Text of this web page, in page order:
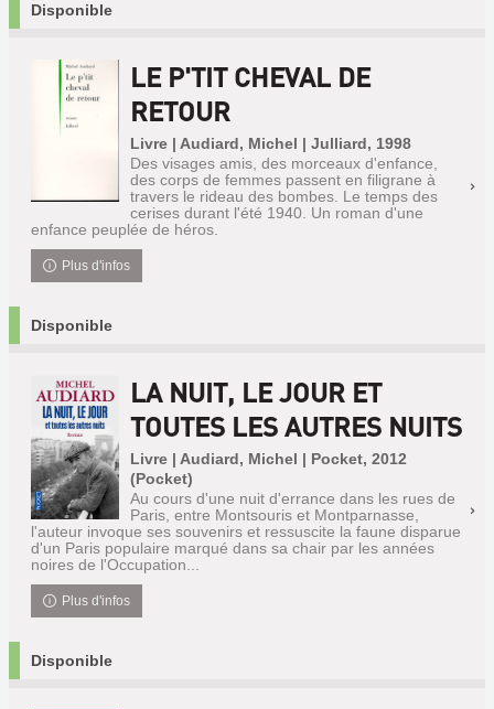
Disponible
LE P'TIT CHEVAL DE
RETOUR
Livre | Audiard, Michel | Julliard, 1998
Des visages amis, des morceaux d'enfance,
des corps de femmes passent en filigrane à
travers le rideau des bombes. Le temps des
cerises durant l'été 1940. Un roman d'une
enfance peuplée de héros.
Plus d'infos
Disponible
LA NUIT, LE JOUR ET
TOUTES LES AUTRES NUITS
Livre | Audiard, Michel | Pocket, 2012
(Pocket)
Au cours d'une nuit d'errance dans les rues de
Paris, entre Montsouris et Montparnasse,
l'auteur invoque ses souvenirs et ressuscite la faune disparue
d'un Paris populaire marqué dans sa chair par les années
noires de l'Occupation...
Plus d'infos
Disponible